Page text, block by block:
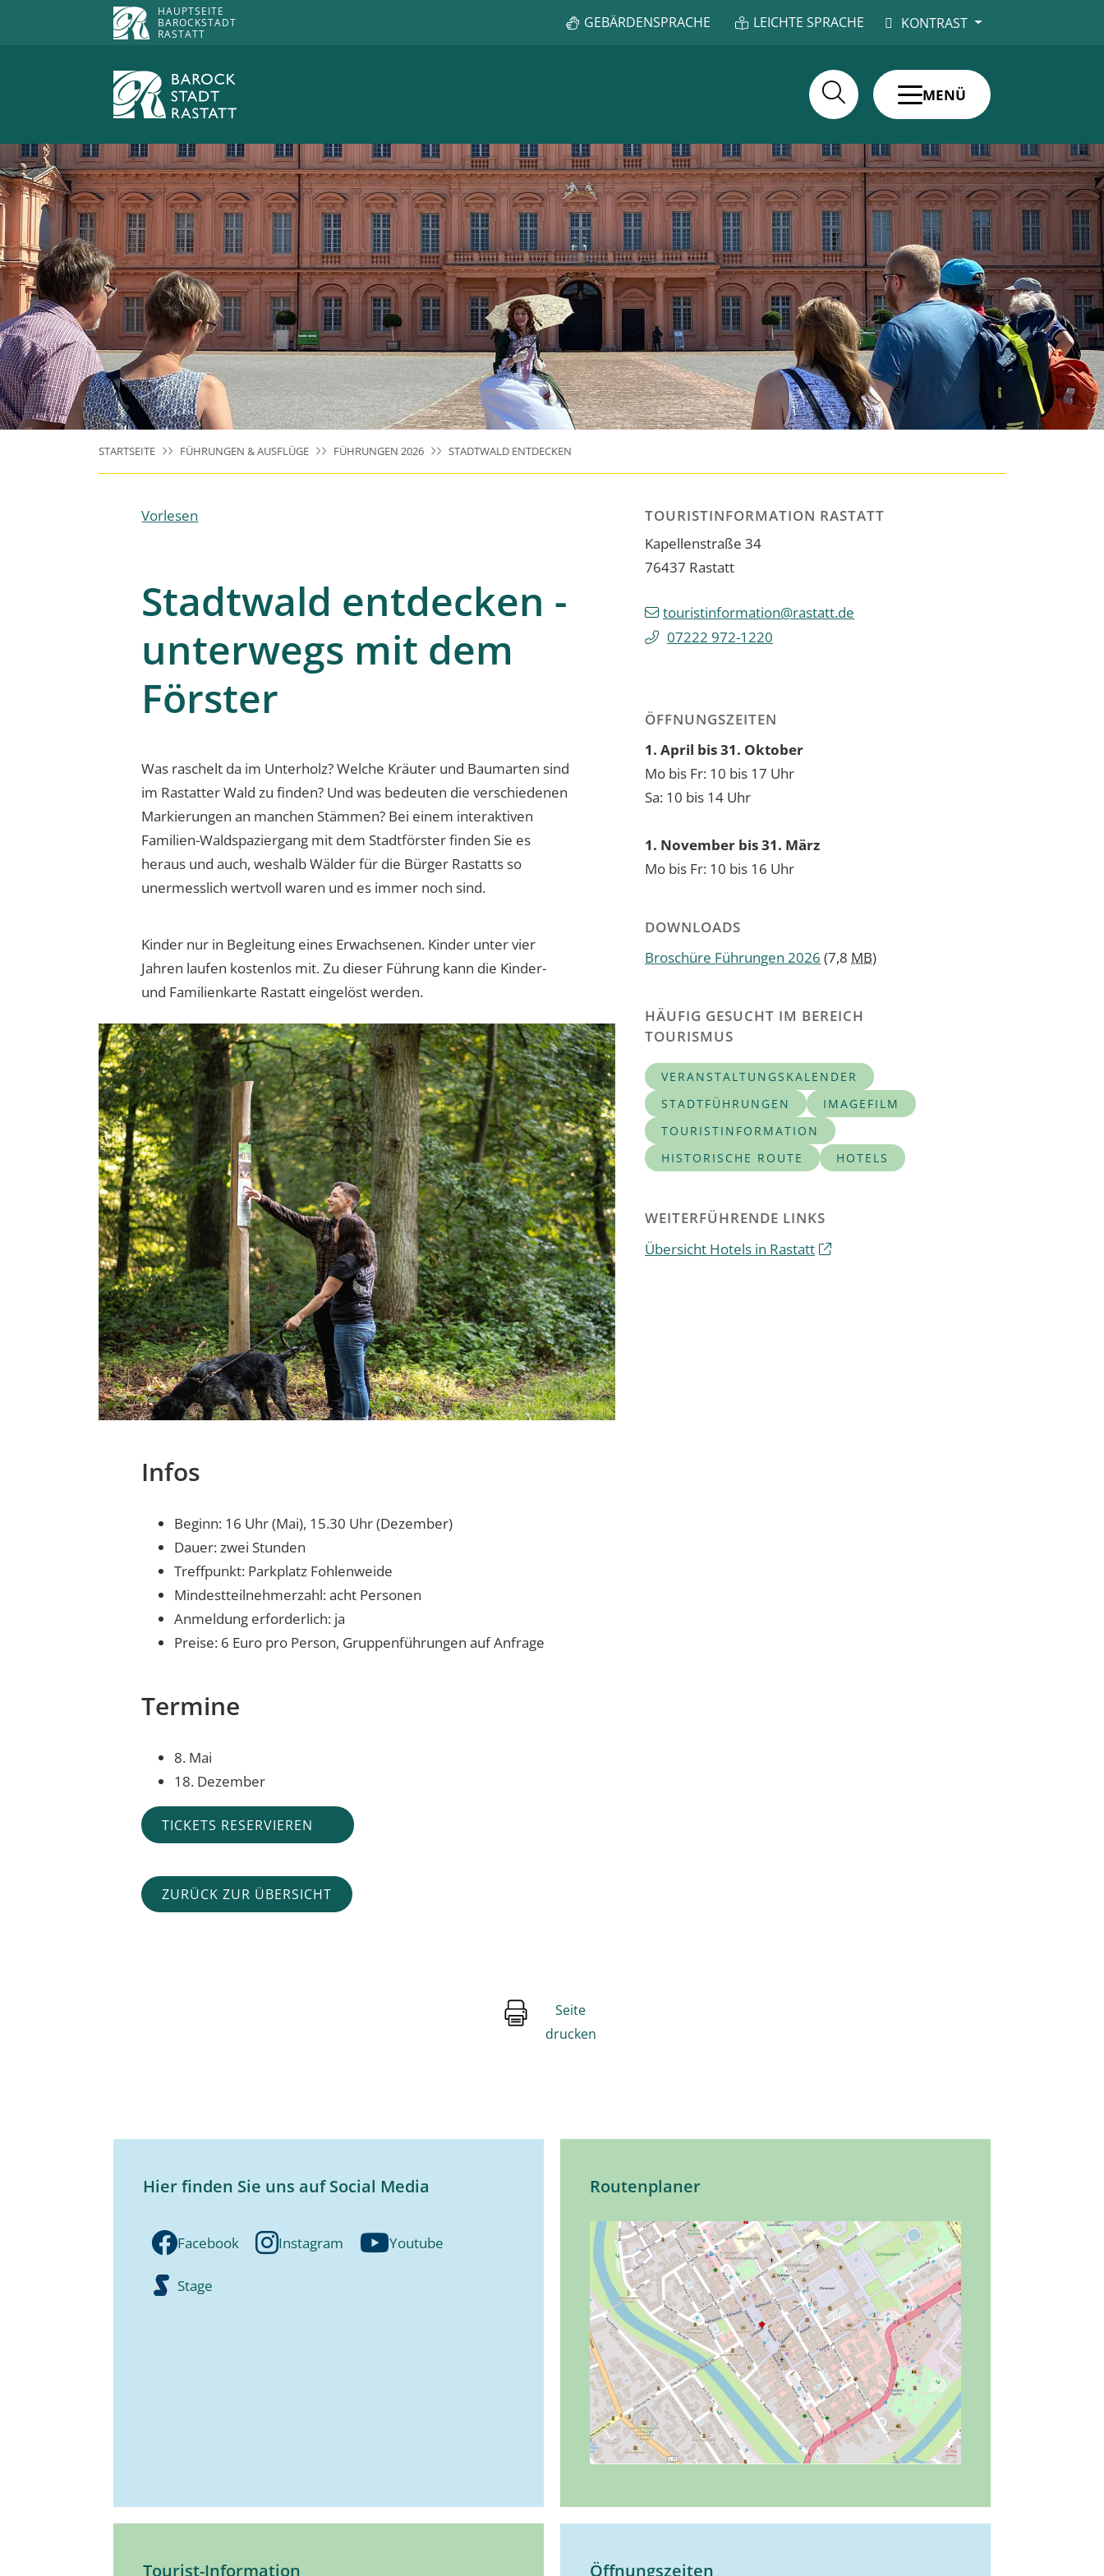
HAUPTSEITE
BAROCKSTADT
RASTATT
GEBÄRDENSPRACHE LEICHTE SPRACHE KONTRAST
MENÜ
STARTSEITE FÜHRUNGEN & AUSFLÜGE FÜHRUNGEN 2026 STADTWALD ENTDECKEN
Vorlesen
Stadtwald entdecken -
unterwegs mit dem
Förster
Was raschelt da im Unterholz? Welche Kräuter und Baumarten sind
im Rastatter Wald zu finden? Und was bedeuten die verschiedenen
Markierungen an manchen Stämmen? Bei einem interaktiven
Familien-Waldspaziergang mit dem Stadtförster finden Sie es
heraus und auch, weshalb Wälder für die Bürger Rastatts so
unermesslich wertvoll waren und es immer noch sind.
Kinder nur in Begleitung eines Erwachsenen. Kinder unter vier
Jahren laufen kostenlos mit. Zu dieser Führung kann die Kinder-
und Familienkarte Rastatt eingelöst werden.
Infos
Beginn: 16 Uhr (Mai), 15.30 Uhr (Dezember)
Dauer: zwei Stunden
Treffpunkt: Parkplatz Fohlenweide
Mindestteilnehmerzahl: acht Personen
Anmeldung erforderlich: ja
Preise: 6 Euro pro Person, Gruppenführungen auf Anfrage
Termine
8. Mai
18. Dezember
TICKETS RESERVIEREN
ZURÜCK ZUR ÜBERSICHT
TOURISTINFORMATION RASTATT
Kapellenstraße 34
76437 Rastatt
touristinformation@rastatt.de
07222 972-1220
ÖFFNUNGSZEITEN
1. April bis 31. Oktober
Mo bis Fr: 10 bis 17 Uhr
Sa: 10 bis 14 Uhr
1. November bis 31. März
Mo bis Fr: 10 bis 16 Uhr
DOWNLOADS
Broschüre Führungen 2026 (7,8 MB)
HÄUFIG GESUCHT IM BEREICH
TOURISMUS
VERANSTALTUNGSKALENDER
STADTFÜHRUNGEN
IMAGEFILM
TOURISTINFORMATION
HISTORISCHE ROUTE
HOTELS
WEITERFÜHRENDE LINKS
Übersicht Hotels in Rastatt
Seite
drucken
Hier finden Sie uns auf Social Media
Facebook Instagram Youtube
Stage
Routenplaner
Tourist-Information Öffnungszeiten